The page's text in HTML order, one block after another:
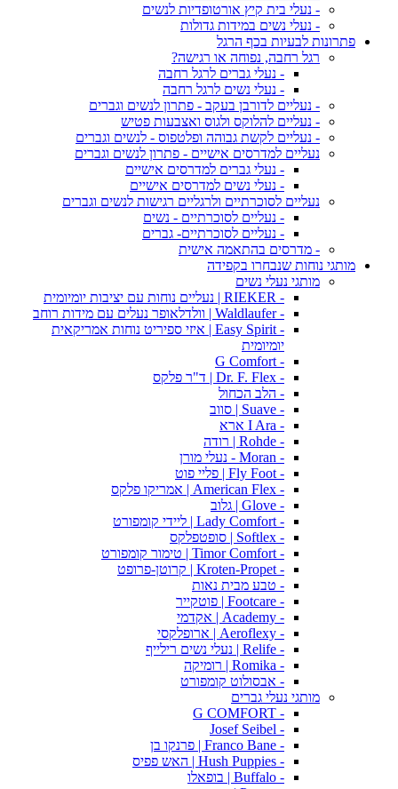
- נעלי בית קיץ אורטופדיות לנשים
- נעלי נשים במידות גדולות
פתרונות לבעיות בכף הרגל
רגל רחבה, נפוחה או רגישה?
- נעלי גברים לרגל רחבה
- נעלי נשים לרגל רחבה
- נעליים לדורבן בעקב - פתרון לנשים וגברים
- נעליים להלוקס ולגוס ואצבעות פטיש
- נעליים לקשת גבוהה ופלטפוס - לנשים וגברים
נעליים למדרסים אישיים - פתרון לנשים וגברים
- נעלי גברים למדרסים אישיים
- נעלי נשים למדרסים אישיים
נעליים לסוכרתיים ולרגליים רגישות לנשים וגברים
- נעליים לסוכרתיים - נשים
- נעליים לסוכרתיים- גברים
- מדרסים בהתאמה אישית
מותגי נוחות שנבחרו בקפידה
מותגי נעלי נשים
- RIEKER | נעליים נוחות עם יציבות יומיומית
- Waldlaufer | וולדלאופר נעלים עם מידות רוחב
- Easy Spirit | איזי ספיריט נוחות אמריקאית
יומיומית
- G Comfort
- Dr. F. Flex | ד"ר פלקס
- הלב הכחול
- Suave | סווב
- I Ara ארא
- Rohde | רודה
- Moran - נעלי מורן
- Fly Foot | פליי פוט
- American Flex | אמריקו פלקס
- Glove | גלוב
- Lady Comfort | ליידי קומפורט
- Softlex | סופטפלקס
- Timor Comfort | טימור קומפורט
- Kroten-Propet | קרוטן-פרופט
- טבע מבית נאות
- Footcare | פוטקייר
- Academy | אקדמי
- Aeroflexy | ארופלקסי
- Relife | נעלי נשים רילייף
- Romika | רומיקה
- אבסולוט קומפורט
מותגי נעלי גברים
- G COMFORT
- Josef Seibel
- Franco Bane | פרנקו בן
- Hush Puppies | האש פפיס
- Buffalo | בופאלו